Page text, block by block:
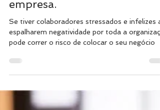
apostar num programa de
bem estar emocional na sua
empresa.
espalharem negatividade por toda a
pode correr o risco de colocar o seu negócio